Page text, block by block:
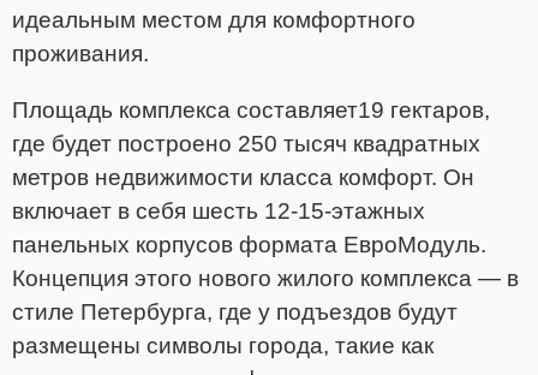
идеальным местом для комфортного
проживания.
Площадь комплекса составляет19 гектаров,
где будет построено 250 тысяч квадратных
метров недвижимости класса комфорт. Он
включает в себя шесть 12-15-этажных
панельных корпусов формата ЕвроМодуль.
Концепция этого нового жилого комплекса — в
стиле Петербурга, где у подъездов будут
размещены символы города, такие как